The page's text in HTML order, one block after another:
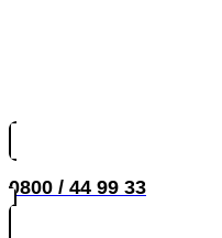
0800 / 44 99 33